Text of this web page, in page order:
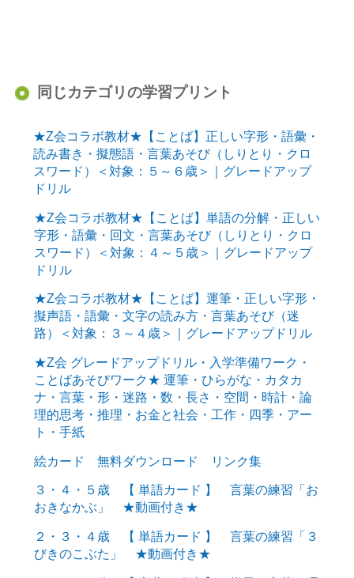
同じカテゴリの学習プリント
★Z会コラボ教材★【ことば】正しい字形・語彙・
読み書き・擬態語・言葉あそび（しりとり・クロ
スワード）＜対象：５～６歳＞｜グレードアップ
ドリル
★Z会コラボ教材★【ことば】単語の分解・正しい
字形・語彙・回文・言葉あそび（しりとり・クロ
スワード）＜対象：４～５歳＞｜グレードアップ
ドリル
★Z会コラボ教材★【ことば】運筆・正しい字形・
擬声語・語彙・文字の読み方・言葉あそび（迷
路）＜対象：３～４歳＞｜グレードアップドリル
★Z会 グレードアップドリル・入学準備ワーク・
ことばあそびワーク★ 運筆・ひらがな・カタカ
ナ・言葉・形・迷路・数・長さ・空間・時計・論
理的思考・推理・お金と社会・工作・四季・アー
ト・手紙
絵カード 無料ダウンロード リンク集
３・４・５歳 【 単語カード 】 言葉の練習「お
おきなかぶ」 ★動画付き★
２・３・４歳 【 単語カード 】 言葉の練習「３
びきのこぶた」 ★動画付き★